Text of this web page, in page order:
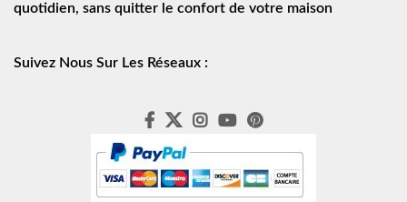
quotidien, sans quitter le confort de votre maison
Suivez Nous Sur Les Réseaux :